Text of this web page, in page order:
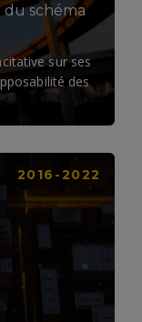
schéma
sur ses
des
2016-2022